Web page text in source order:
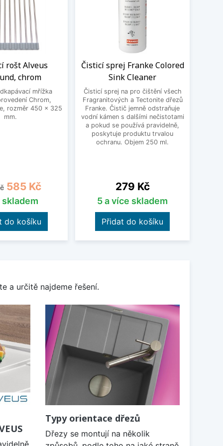
rošt Alveus
chrom
mřížka
Chrom,
rozměr 450 x 325
mm.
cena
Cena
585 Kč
skladem
do košíku
Čisticí sprej Franke Colored
Sink Cleaner
Čisticí sprej na pro čištění všech
Fragranitových a Tectonite dřezů
Franke. Čistič jemně odstraňuje
vodní kámen s dalšími nečistotami
a pokud se používá pravidelně,
poskytuje produktu trvalou
ochranu. Objem 250 ml.
Cena
279 Kč
5 a více skladem
Přidat do košíku
a určitě najdeme řešení.
Typy orientace dřezů
Dřezy se montují na několik